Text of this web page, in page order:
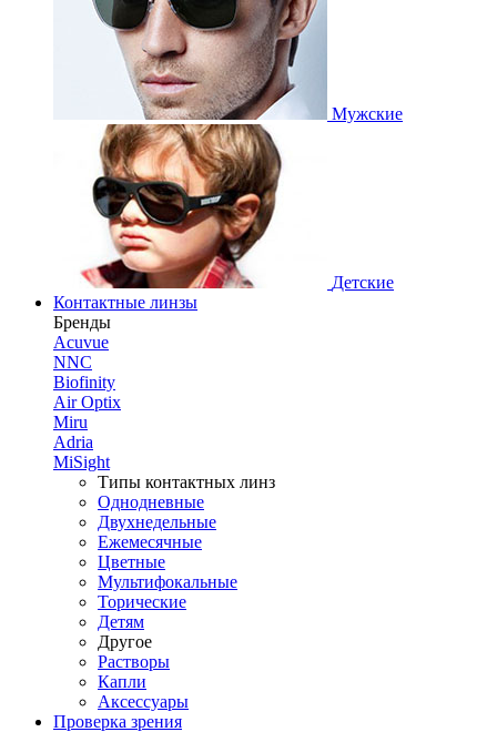
Мужские
Детские
Контактные линзы
Бренды
Acuvue
NNC
Biofinity
Air Optix
Miru
Adria
MiSight
Типы контактных линз
Однодневные
Двухнедельные
Ежемесячные
Цветные
Мультифокальные
Торические
Детям
Другое
Растворы
Капли
Аксессуары
Проверка зрения